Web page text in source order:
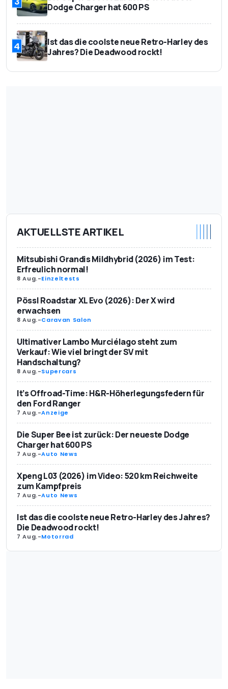
Dodge Charger hat 600 PS
4
Ist das die coolste neue Retro-Harley des
Jahres? Die Deadwood rockt!
AKTUELLSTE ARTIKEL
Mitsubishi Grandis Mildhybrid (2026) im Test:
Erfreulich normal!
8 Aug.-Einzeltests
Pössl Roadstar XL Evo (2026): Der X wird
erwachsen
8 Aug.-Caravan Salon
Ultimativer Lambo Murciélago steht zum
Verkauf: Wie viel bringt der SV mit
Handschaltung?
8 Aug.-Supercars
It’s Offroad-Time: H&R-Höherlegungsfedern für
den Ford Ranger
7 Aug.-Anzeige
Die Super Bee ist zurück: Der neueste Dodge
Charger hat 600 PS
7 Aug.-Auto News
Xpeng L03 (2026) im Video: 520 km Reichweite
zum Kampfpreis
7 Aug.-Auto News
Ist das die coolste neue Retro-Harley des Jahres?
Die Deadwood rockt!
7 Aug.-Motorrad